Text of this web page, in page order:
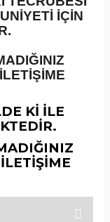
İÇİN
Kİ İLE